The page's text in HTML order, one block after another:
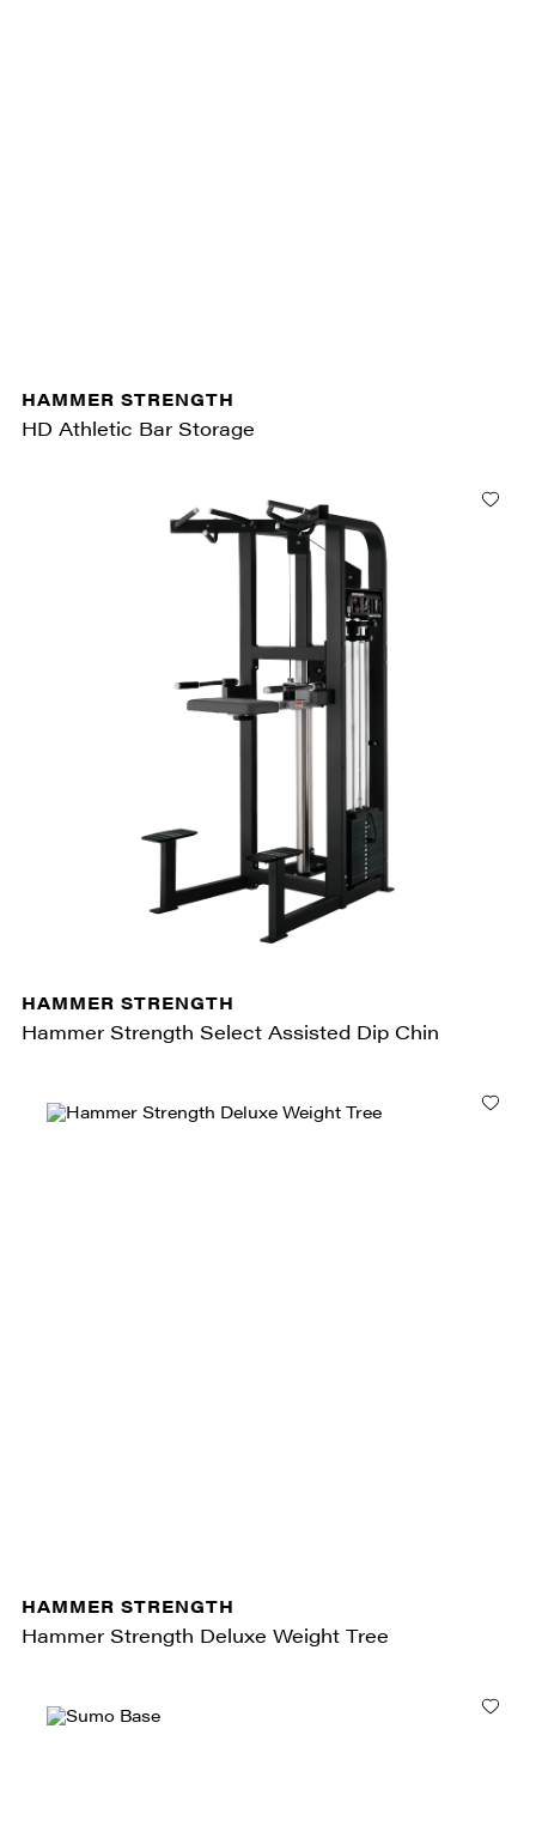
HAMMER STRENGTH
HD Athletic Bar Storage
HAMMER STRENGTH
Hammer Strength Select Assisted Dip Chin
HAMMER STRENGTH
Hammer Strength Deluxe Weight Tree